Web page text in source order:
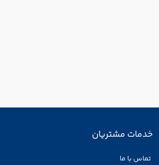
خدمات مشتریان
تماس با ما